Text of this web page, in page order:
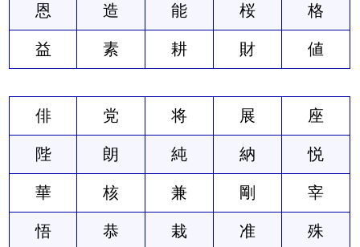
恩 造 能 桜 格
益 素 耕 財 値
俳 党 将 展 座
陛 朗 純 納 悦
華 核 兼 剛 宰
悟 恭 栽 准 殊